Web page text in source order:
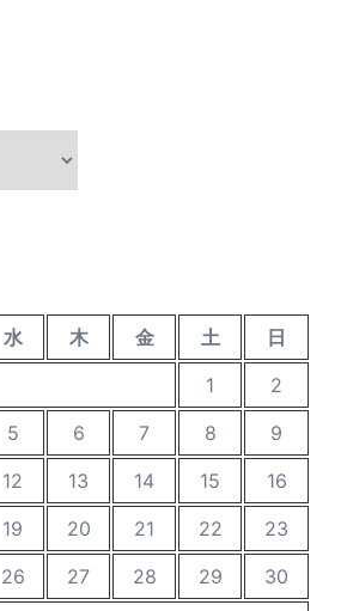
水 木 金 土
日
1
2
5 6 7 8
9
12 13 14 15
16
19 20 21 22
23
26 27 28 29
30